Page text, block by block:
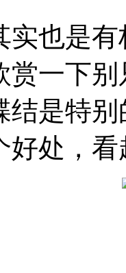
实也是
赏一下
结是特
好处，